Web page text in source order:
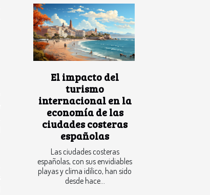
El impacto del
turismo
internacional en la
economía de las
ciudades costeras
españolas
Las ciudades costeras
españolas, con sus envidiables
playas y clima idílico, han sido
desde hace...